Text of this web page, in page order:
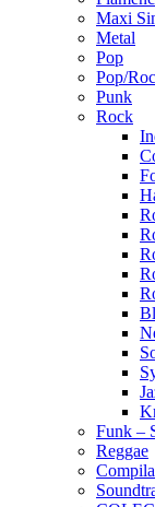
Maxi
Metal
Pop
Pop/
Punk
Rock
Funk –
Reggae